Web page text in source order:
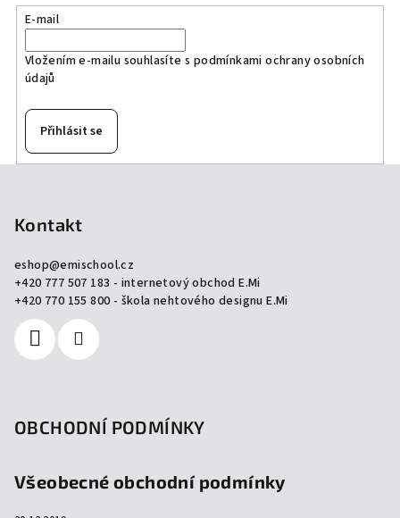
E-mail
Vložením e-mailu souhlasíte s podmínkami ochrany osobních
údajů
Přihlásit se
Kontakt
eshop@emischool.cz
+420 777 507 183 - internetový obchod E.Mi
+420 770 155 800 - škola nehtového designu E.Mi
OBCHODNÍ PODMÍNKY
Všeobecné obchodní podmínky